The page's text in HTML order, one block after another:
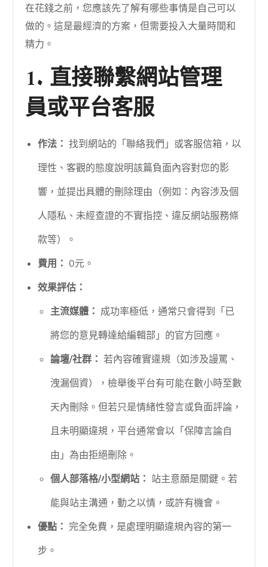
在花錢之前，您應該先了解有哪些事情是自己可以
做的。這是最經濟的方案，但需要投入大量時間和
精力。
1. 直接聯繫網站管理
員或平台客服
作法： 找到網站的「聯絡我們」或客服信箱，以
理性、客觀的態度說明該篇負面內容對您的影
響，並提出具體的刪除理由（例如：內容涉及個
人隱私、未經查證的不實指控、違反網站服務條
款等）。
費用： 0元。
效果評估：
主流媒體： 成功率極低，通常只會得到「已
將您的意見轉達給編輯部」的官方回應。
論壇/社群： 若內容確實違規（如涉及謾罵、
洩漏個資），檢舉後平台有可能在數小時至數
天內刪除。但若只是情緒性發言或負面評論，
且未明顯違規，平台通常會以「保障言論自
由」為由拒絕刪除。
個人部落格/小型網站： 站主意願是關鍵。若
能與站主溝通，動之以情，或許有機會。
優點： 完全免費，是處理明顯違規內容的第一
步。